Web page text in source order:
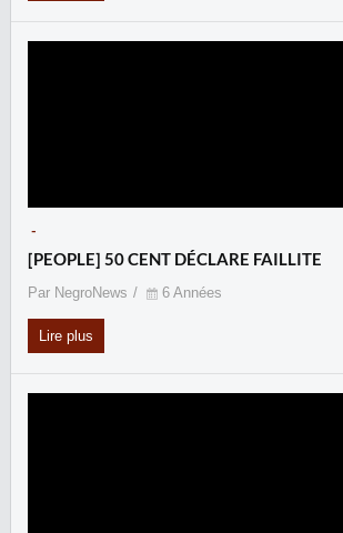
-
[PEOPLE] 50 CENT DÉCLARE FAILLITE
Par NegroNews 6 Années
Lire plus